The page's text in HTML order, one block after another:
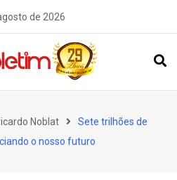
de 2026
Noblat
Sete trilhões de
o nosso futuro